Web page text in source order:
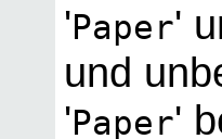
'Paper'
und
'Paper'